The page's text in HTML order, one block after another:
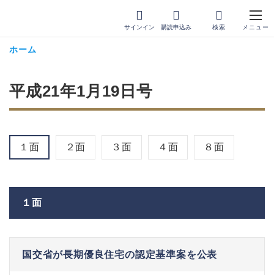
サインイン 購読申込み
ホーム
平成21年1月19日号
１面 ２面 ３面 ４面 ８面
１面
国交省が長期優良住宅の認定基準案を公表